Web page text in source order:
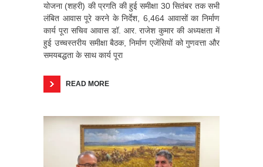
योजना (शहरी) की प्रगति की हुई समीक्षा 30 सितंबर तक सभी
लंबित आवास पूरे करने के निर्देश, 6,464 आवासों का निर्माण
कार्य पूरा सचिव आवास डॉ. आर. राजेश कुमार की अध्यक्षता में
हुई उच्चस्तरीय समीक्षा बैठक, निर्माण एजेंसियों को गुणवत्ता और
समयबद्धता के साथ कार्य पूरा
READ MORE